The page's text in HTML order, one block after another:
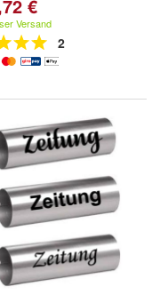
€
Versand
2